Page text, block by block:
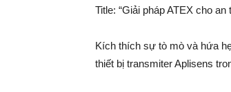
Title: “Giải pháp ATEX cho
Kích thích sự tò mò và hứa
thiết bị transmiter Aplisens